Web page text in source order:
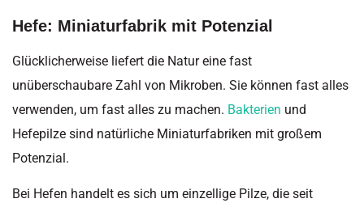
Hefe: Miniaturfabrik mit Potenzial
Glücklicherweise liefert die Natur eine fast
unüberschaubare Zahl von Mikroben. Sie können fast alles
verwenden, um fast alles zu machen. Bakterien und
Hefepilze sind natürliche Miniaturfabriken mit großem
Potenzial.
Bei Hefen handelt es sich um einzellige Pilze, die seit